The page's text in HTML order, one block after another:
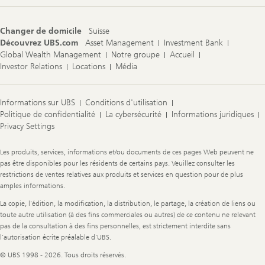
Changer de domicile
Suisse
Découvrez UBS.com
Asset Management
Investment Bank
Global Wealth Management
Notre groupe
Accueil
Investor Relations
Locations Média
Informations sur UBS
Conditions d'utilisation
Politique de confidentialité
La cybersécurité
Informations juridiques
Privacy Settings
Legal
Information
Les produits, services, informations et/ou documents de ces pages Web peuvent ne
pas être disponibles pour les résidents de certains pays. Veuillez consulter les
restrictions de ventes relatives aux produits et services en question pour de plus
amples informations.
La copie, l'édition, la modification, la distribution, le partage, la création de liens ou
toute autre utilisation (à des fins commerciales ou autres) de ce contenu ne relevant
pas de la consultation à des fins personnelles, est strictement interdite sans
l'autorisation écrite préalable d'UBS.
© UBS 1998 - 2026. Tous droits réservés.